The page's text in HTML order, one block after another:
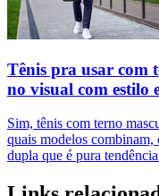
Tênis pra usar com
no visual com estilo
Sim, tênis com terno
quais modelos combinam,
dupla que é pura